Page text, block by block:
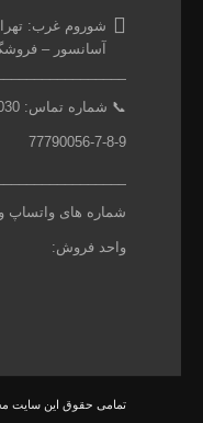
شوروم غرب:
آسانسور –
📞 شماره تماس: 7
77790056-7-8-9
شماره های واتساپ و
واحد فروش:
تمامی حقوق این سایت